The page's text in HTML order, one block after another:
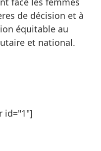
de décision et à
équitable au
et national.
id="1"]